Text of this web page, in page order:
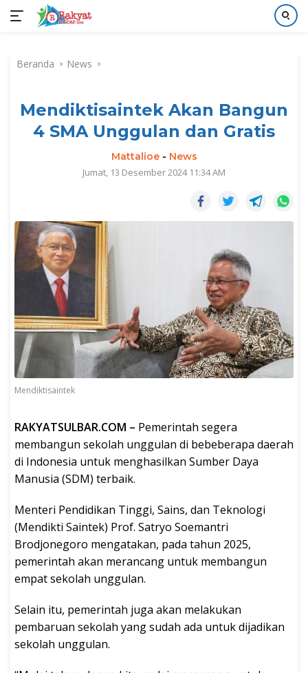
kontenBeranda News
Mendiktisaintek Akan Bangun
4 SMA Unggulan dan Gratis
Mattalioe- News
Jumat, 13 Desember 2024 11:34 AM
Mendiktisaintek
RAKYATSULBAR.COM – Pemerintah segera
membangun sekolah unggulan di bebeberapa daerah
di Indonesia untuk menghasilkan Sumber Daya
Manusia (SDM) terbaik.
Menteri Pendidikan Tinggi, Sains, dan Teknologi
(Mendikti Saintek) Prof. Satryo Soemantri
Brodjonegoro mengatakan, pada tahun 2025,
pemerintah akan merancang untuk membangun
empat sekolah unggulan.
Selain itu, pemerintah juga akan melakukan
pembaruan sekolah yang sudah ada untuk dijadikan
sekolah unggulan.